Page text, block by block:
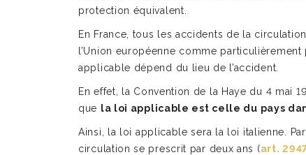
protection équivalent.
En France, tous les accidents de la
l’Union européenne comme
applicable dépend du lieu de l’accident.
En effet, la Convention de la Haye du 4 mai
que la loi applicable est celle du pays
Ainsi, la loi applicable sera la loi italienne.
circulation se prescrit par deux ans (art.